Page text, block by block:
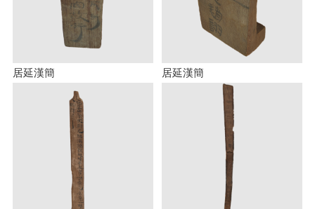
居延漢簡 居延漢簡